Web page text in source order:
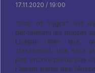
17.11.2020 / 19:00
"Star of Yugra" est
dérouleront les matchs
League. bien que,
classement, tout sera
pas encore perdu pas
Faisant partie des